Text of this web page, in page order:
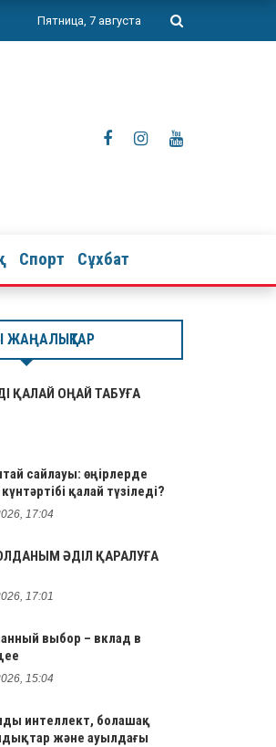
Пятница, 7 августа
Спорт Сұхбат
ЖАҢАЛЫҚТАР
ҚАЛАЙ ОҢАЙ ТАБУҒА
сайлауы: өңірлерде
қалай түзіледі?
17:04
ӘДІЛ ҚАРАЛУҒА
17:01
выбор – вклад в
15:04
интеллект, болашақ
және ауылдағы